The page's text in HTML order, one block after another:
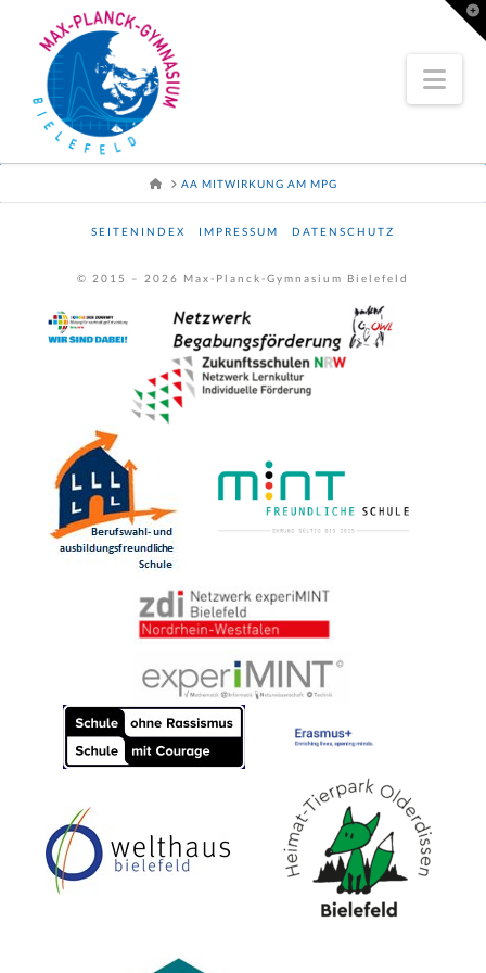
HOMEAA MITWIRKUNG AM MPG
SEITENINDEX IMPRESSUM DATENSCHUTZ
© 2015 – 2026 Max-Planck-Gymnasium Bielefeld